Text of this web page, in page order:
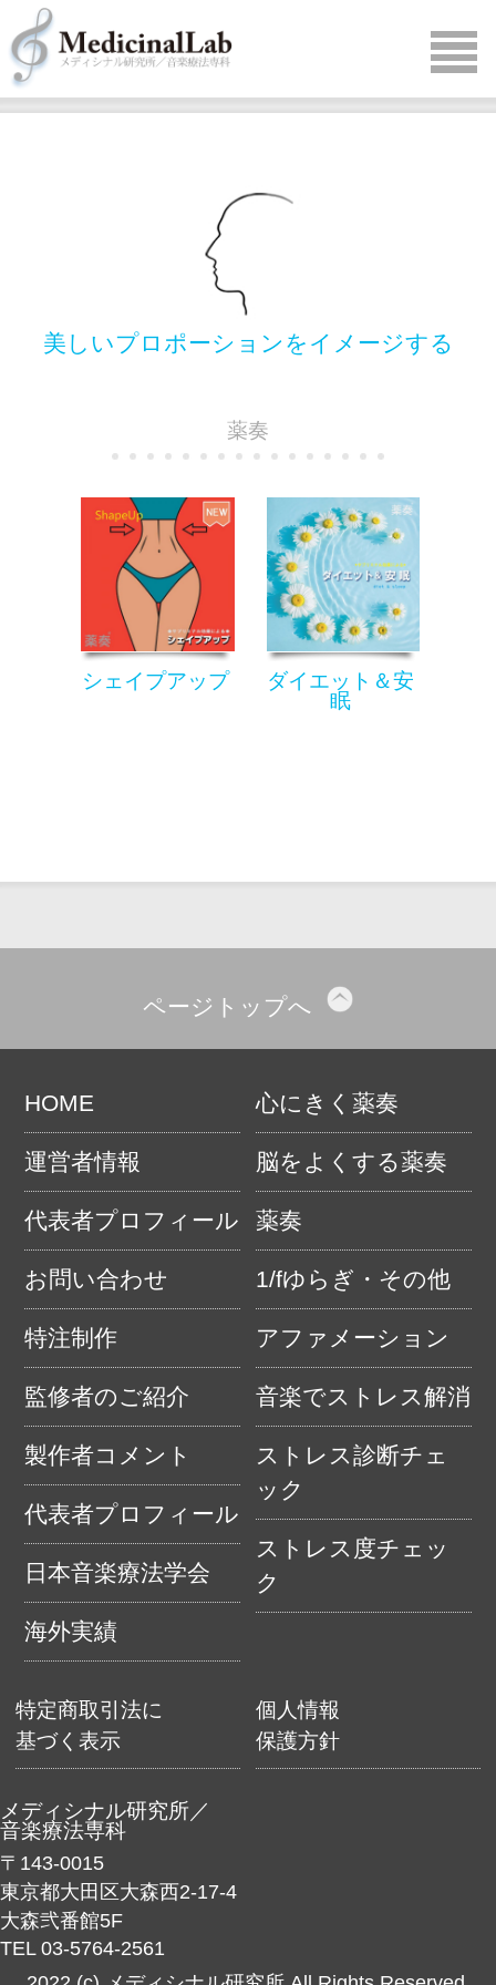
美しいプロポーションをイメージする
薬奏
シェイプアップ
ダイエット＆安
眠
ページトップへ
HOME
運営者情報
代表者プロフィール
お問い合わせ
特注制作
心にきく薬奏
脳をよくする薬奏
薬奏
1/fゆらぎ・その他
アファメーション
監修者のご紹介
製作者コメント
代表者プロフィール
日本音楽療法学会
海外実績
音楽でストレス解消
ストレス診断チェ
ック
ストレス度チェッ
ク
特定商取引法に
基づく表示
個人情報
保護方針
メディシナル研究所／
音楽療法専科
〒143-0015
東京都大田区大森西2-17-4
大森弐番館5F
TEL 03-5764-2561